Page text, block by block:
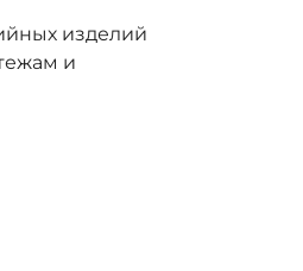
изделий
и